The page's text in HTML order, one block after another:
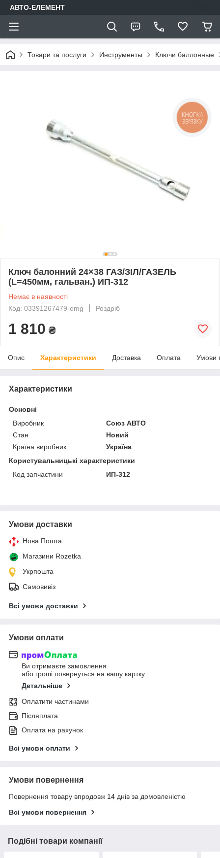
АВТО-ЕЛЕМЕНТ
Товари та послуги Инструменты Ключи баллонные
Ключ балонний 24×38 ГАЗ/ЗІЛ/ГАЗЕЛЬ
(L=450мм, гальван.) ИП-312
Немає в наявності
Код: 03391267479-omg
Роздріб
1 810 ₴
Опис Характеристики Доставка Оплата Умови
Характеристики
Основні
Виробник
Союз АВТО
Стан
Новий
Країна виробник
Україна
Користувальницькі характеристики
Код запчастини
ИП-312
Умови доставки
Нова Пошта
Магазини Rozetka
Укрпошта
Самовивіз
Всі умови доставки
Умови оплати
Ви отримаєте замовлення
або гроші повернуться на вашу картку
Детальніше
Оплатити частинами
Післяплата
Оплата на рахунок
Всі умови оплати
Умови повернення
Повернення товару впродовж 14 днів за домовленістю
Всі умови повернення
Подібні товари компанії
КНОПКА
ЗВ'ЯЗКУ